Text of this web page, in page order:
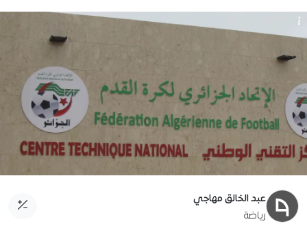
عبد الخالق مهاجي
رياضة